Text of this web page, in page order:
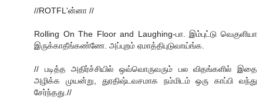
//ROTFL'ன்னா //
Rolling On The Floor and Laughing-பா. இம்புட்டு வெகுளியா
இருக்காதீங்கண்ணே. அப்புறம் ஏமாத்திபுடுவாய்ங்க.
// படித்த அதிர்ச்சியில் ஒவ்வொருவரும் பல விதங்களில் இதை
அழிக்க முயன்று, துரதிஷ்டவசமாக நம்மிடம் ஒரு காப்பி வந்து
சேர்ந்தது.//